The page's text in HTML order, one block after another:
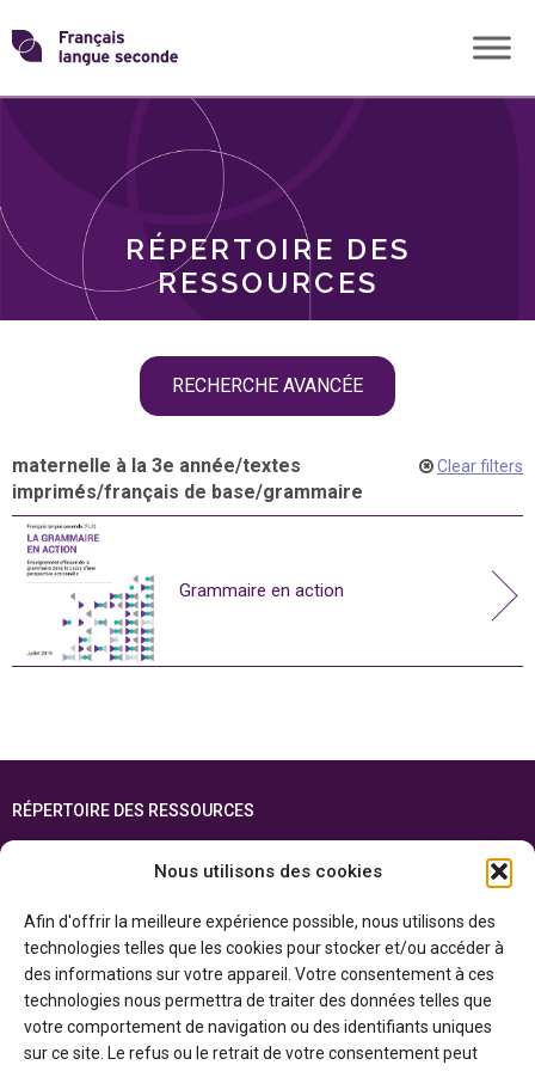
Nous utilisons des cookies
Afin d'offrir la meilleure expérience possible, nous utilisons des
technologies telles que les cookies pour stocker et/ou accéder à
des informations sur votre appareil. Votre consentement à ces
technologies nous permettra de traiter des données telles que
votre comportement de navigation ou des identifiants uniques
sur ce site. Le refus ou le retrait de votre consentement peut
Skip
toTransformons
langue
RÉPERTOIRE DES
RESSOURCES
RECHERCHE AVANCÉE
THÈMES
maternelle à la 3e année/textes
imprimés/français de base/grammaire
Clear filters
Grammaire en action
RÉPERTOIRE DES RESSOURCES
ENGLISH
Cette ressource est réalisée grâce au soutien financier du gouvernement de
l’Ontario et du gouvernement duCanada par l’entremise du ministère du
Patrimoine canadien